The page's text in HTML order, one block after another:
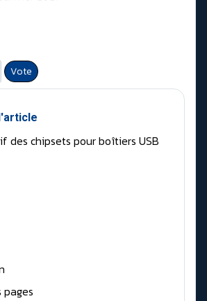
des chipsets pour boîtiers USB
pages